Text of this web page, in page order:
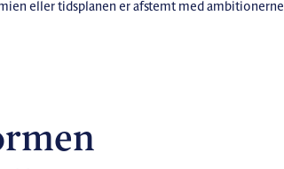
eller tidsplanen er afstemt med ambitionerne